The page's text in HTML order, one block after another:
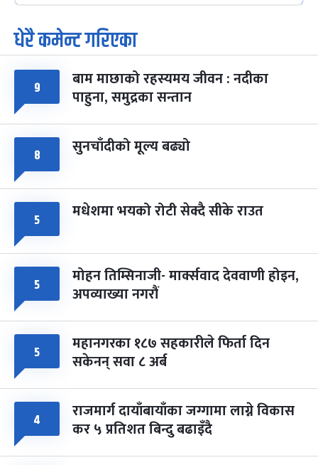
७
आइत
पूर्णिमा व्रत
चैत्र ७, २०८३-Mar 21, 2027
८ फागुपूर्णिमा
चैत्र ८, २०८३-Mar 22, 2027
७ महिना बाँकी
धेरै कमेन्ट गरिएका
९ बाम माछाको रहस्यमय जीवन : नदीका
पाहुना, समुद्रका सन्तान
८ सुनचाँदीको मूल्य बढ्यो
५ मधेशमा भयको रोटी सेक्दै सीके राउत
५ मोहन तिम्सिनाजी- मार्क्सवाद देववाणी होइन,
अपव्याख्या नगरौं
५ महानगरका १८७ सहकारीले फिर्ता दिन
सकेनन् सवा ८ अर्ब
४ राजमार्ग दायाँबायाँका जग्गामा लाग्ने विकास
कर ५ प्रतिशत बिन्दु बढाइँदै